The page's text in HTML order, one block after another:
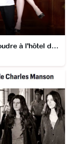
Coup de foudre à l'hôtel de Noël